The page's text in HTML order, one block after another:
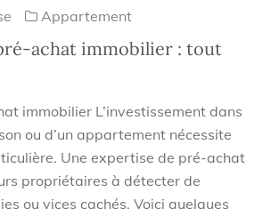
Appartement
achat immobilier : tout
immobilier L’investissement dans
ou d’un appartement nécessite
Une expertise de pré-achat
propriétaires à détecter de
ou vices cachés. Voici quelques